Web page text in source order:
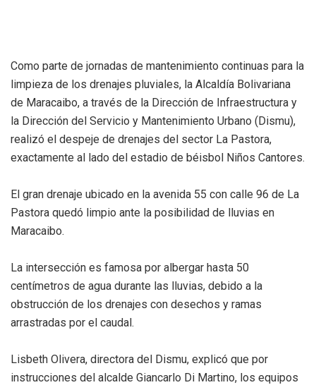
Como parte de jornadas de mantenimiento continuas para la
limpieza de los drenajes pluviales, la Alcaldía Bolivariana
de Maracaibo, a través de la Dirección de Infraestructura y
la Dirección del Servicio y Mantenimiento Urbano (Dismu),
realizó el despeje de drenajes del sector La Pastora,
exactamente al lado del estadio de béisbol Niños Cantores.
El gran drenaje ubicado en la avenida 55 con calle 96 de La
Pastora quedó limpio ante la posibilidad de lluvias en
Maracaibo.
La intersección es famosa por albergar hasta 50
centímetros de agua durante las lluvias, debido a la
obstrucción de los drenajes con desechos y ramas
arrastradas por el caudal.
Lisbeth Olivera, directora del Dismu, explicó que por
instrucciones del alcalde Giancarlo Di Martino, los equipos